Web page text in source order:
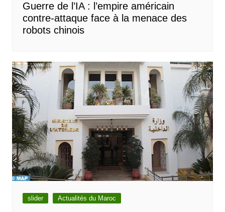
Guerre de l’IA : l’empire américain
contre-attaque face à la menace des
robots chinois
slider Actualités du Maroc